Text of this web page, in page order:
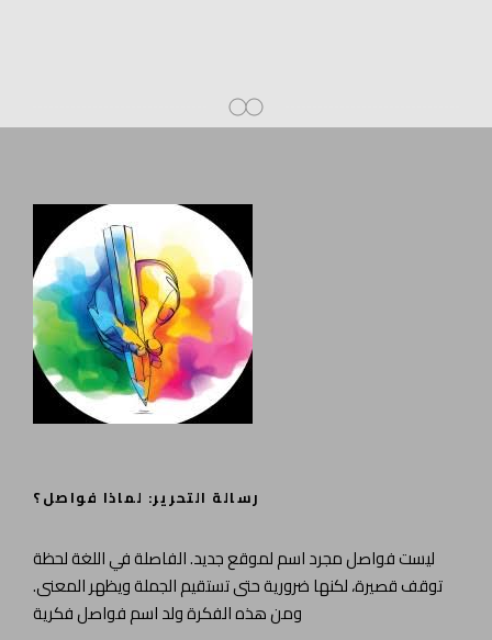
رسالة التحرير: لماذا فواصل؟
ليست فواصل مجرد اسم لموقع جديد. الفاصلة في اللغة لحظة
توقف قصيرة، لكنها ضرورية حتى تستقيم الجملة ويظهر المعنى.
ومن هذه الفكرة ولد اسم فواصل فكرية